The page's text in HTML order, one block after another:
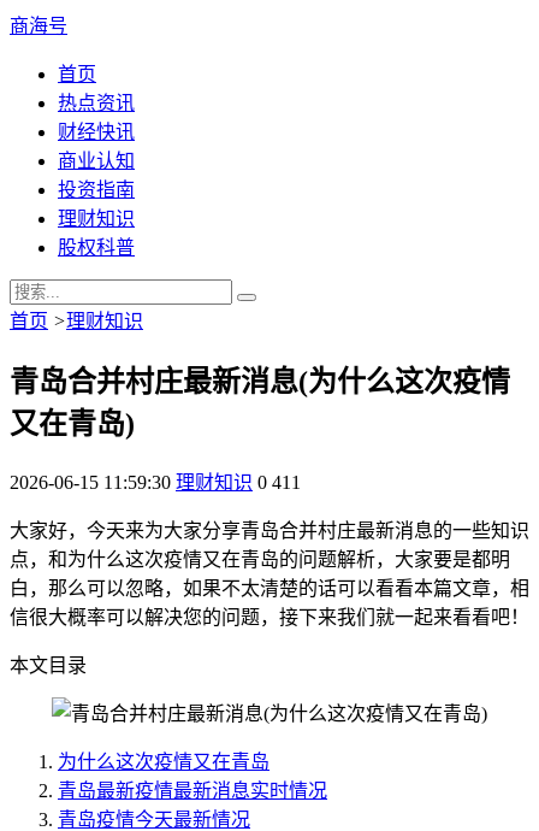
商海号
首页
热点资讯
财经快讯
商业认知
投资指南
理财知识
股权科普
首页 >理财知识
青岛合并村庄最新消息(为什么这次疫情
又在青岛)
2026-06-15 11:59:30 理财知识 0 411
大家好，今天来为大家分享青岛合并村庄最新消息的一些知识
点，和为什么这次疫情又在青岛的问题解析，大家要是都明
白，那么可以忽略，如果不太清楚的话可以看看本篇文章，相
信很大概率可以解决您的问题，接下来我们就一起来看看吧！
本文目录
为什么这次疫情又在青岛
青岛最新疫情最新消息实时情况
青岛疫情今天最新情况